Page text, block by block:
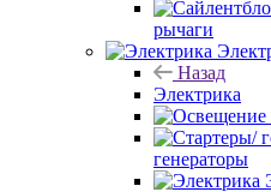
рычаги
Назад
Электрика
генераторы